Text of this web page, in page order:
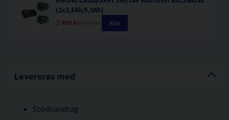
Levereras med
Stödhandtag
(2x2,5Ah/5,0Ah)
2 490 kr Köp